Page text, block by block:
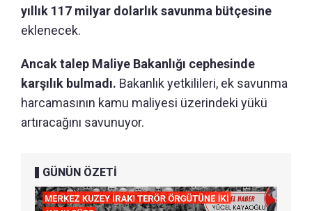
yıllık 117 milyar dolarlık savunma bütçesine
eklenecek.
Ancak talep Maliye Bakanlığı cephesinde
karşılık bulmadı. Bakanlık yetkilileri, ek savunma
harcamasının kamu maliyesi üzerindeki yükü
artıracağını savunuyor.
GÜNÜN ÖZETİ